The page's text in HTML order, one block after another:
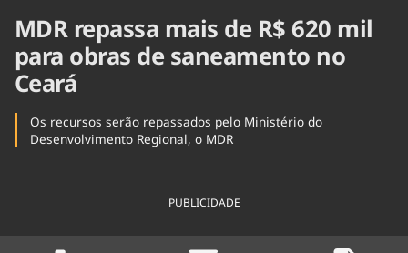
MDR repassa mais de R$ 620 mil
para obras de saneamento no
Ceará
Os recursos serão repassados pelo Ministério do
Desenvolvimento Regional, o MDR
PUBLICIDADE